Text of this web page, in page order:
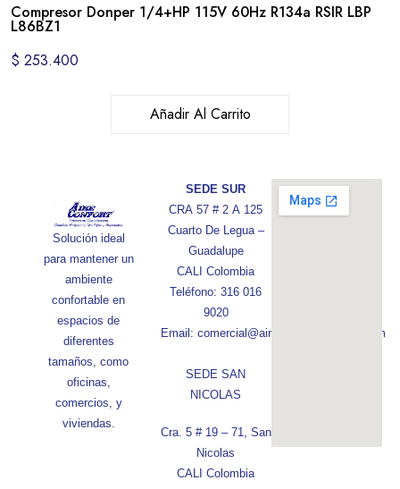
Compresor Donper 1/4+HP 115V 60Hz R134a RSIR LBP
L86BZ1
$ 253.400
Añadir Al Carrito
Solución ideal
para mantener un
ambiente
confortable en
espacios de
diferentes
tamaños, como
oficinas,
comercios, y
viviendas.
SEDE SUR
CRA 57 # 2 A 125
Cuarto De Legua –
Guadalupe
CALI Colombia
Teléfono: 316 016
9020
Email: comercial@aireconfortcolombia.com
SEDE SAN
NICOLAS
Cra. 5 # 19 – 71, San
Nicolas
CALI Colombia